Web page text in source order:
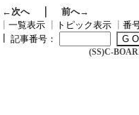
←次へ｜ 前へ→
一覧表示 トピック表示
番
記事番号：
(SS)C-